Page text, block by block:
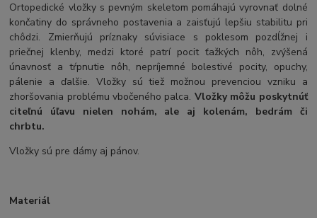
Ortopedické vložky s pevným skeletom pomáhajú vyrovnať dolné
končatiny do správneho postavenia a zaisťujú lepšiu stabilitu pri
chôdzi. Zmierňujú príznaky súvisiace s poklesom pozdĺžnej i
priečnej klenby, medzi ktoré patrí pocit ťažkých nôh, zvýšená
únavnosť a tŕpnutie nôh, nepríjemné bolestivé pocity, opuchy,
pálenie a ďalšie. Vložky sú tiež možnou prevenciou vzniku a
zhoršovania problému vbočeného palca. Vložky môžu poskytnúť
citeľnú úľavu nielen nohám, ale aj kolenám, bedrám či
chrbtu.
Vložky sú pre dámy aj pánov.
Materiál